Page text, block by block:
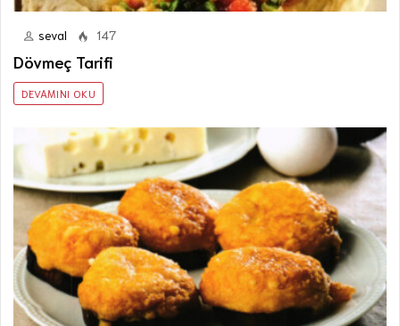
seval 147
Dövmeç Tarifi
DEVAMINI OKU